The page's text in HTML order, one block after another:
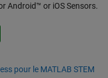
Android™ or iOS Sensors.
pour le MATLAB STEM